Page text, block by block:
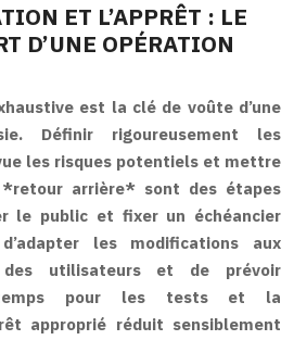
ET L’APPRÊT : LE
D’UNE OPÉRATION
est la clé de voûte d’une
Définir rigoureusement les
les risques potentiels et mettre
arrière* sont des étapes
le public et fixer un échéancier
les modifications aux
des utilisateurs et de prévoir
temps pour les tests et la
approprié réduit sensiblement